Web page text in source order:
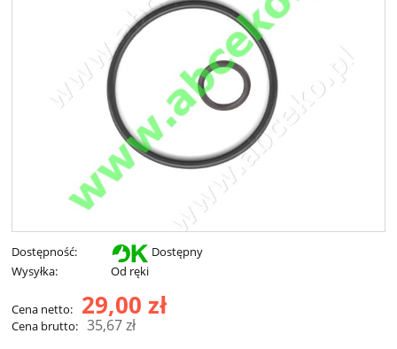
Dostępność:
Dostępny
Wysyłka:
Od ręki
Cena netto: 29,00 zł
Cena brutto: 35,67 zł